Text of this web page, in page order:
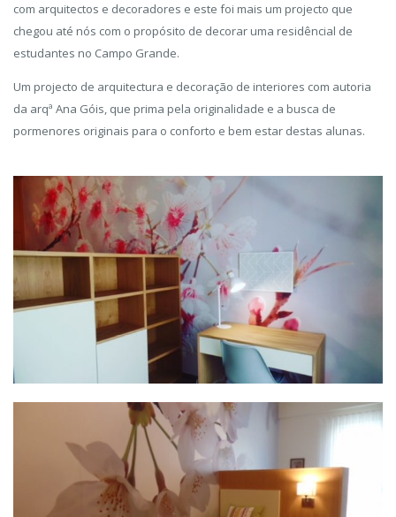
com arquitectos e decoradores e este foi mais um projecto que
chegou até nós com o propósito de decorar uma residêncial de
estudantes no Campo Grande.
Um projecto de arquitectura e decoração de interiores com autoria
da arqª Ana Góis, que prima pela originalidade e a busca de
pormenores originais para o conforto e bem estar destas alunas.